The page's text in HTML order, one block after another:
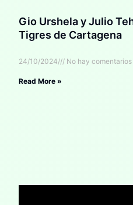
Gio Urshela y Julio
Tigres de Cartagena
24/10/2024 No hay comentarios
Read More »